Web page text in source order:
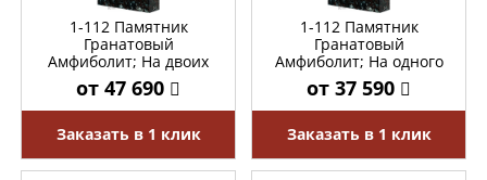
1-112 Памятник
Гранатовый
Амфиболит; На двоих
от 47 690
Заказать в 1 клик
1-112 Памятник
Гранатовый
Амфиболит; На одного
от 37 590
Заказать в 1 клик